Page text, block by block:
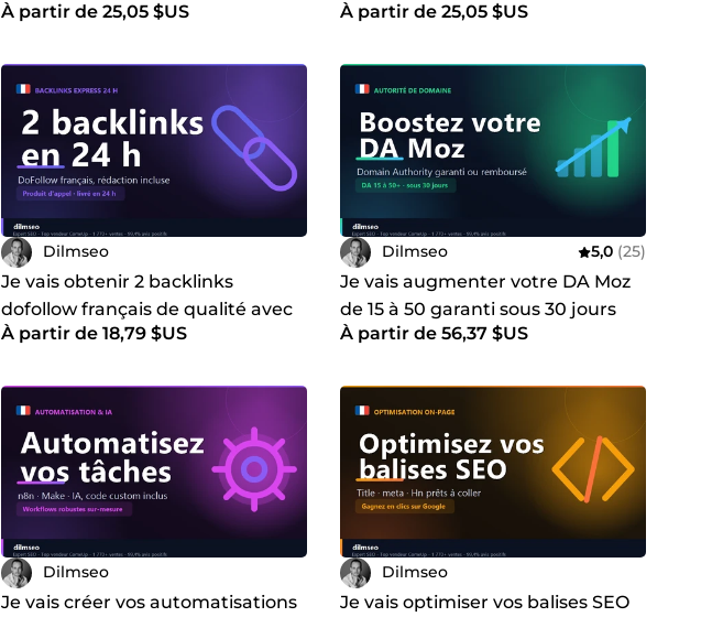
maison et décoration
À partir de 25,05 $US
beauté et mode
À partir de 25,05 $US
Dilmseo
Je vais obtenir 2 backlinks
dofollow français de qualité avec
articles rédigés livrés en 24h
À partir de 18,79 $US
Dilmseo 5,0 (25)
Je vais augmenter votre DA Moz
de 15 à 50 garanti sous 30 jours
avec des backlinks de qualité
À partir de 56,37 $US
Dilmseo
Je vais créer vos automatisations
Dilmseo
Je vais optimiser vos balises SEO